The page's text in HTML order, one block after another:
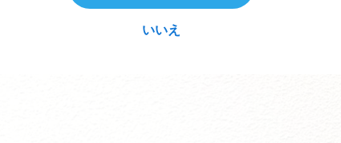
OFF時間”に最適なデバイスです。私も机に一本専用ス
いいえ